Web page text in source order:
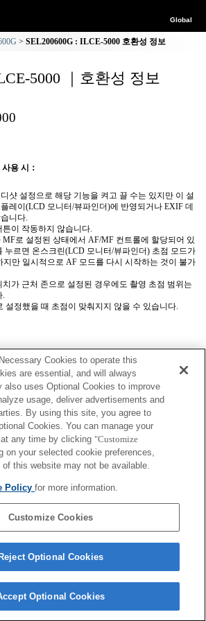
Global
SEL200600G : ILCE-5000 호환성 정보
5000 ｜호환성 정보
용 시：
샷 설정으로 해당 기능을 켜고 끌 수는 있지만 이 설
레이(LCD 모니터/뷰파인더)에 반영되거나 EXIF 데
니다.
이 작동하지 않습니다.
MF로 설정된 상태에서 AF/MF 컨트롤에 할당되어 있
누르면 온스크린(LCD 모니터/뷰파인더) 초점 모드가
지만 일시적으로 AF 모드를 다시 시작하는 것이 불가
치가 근처 존으로 설정된 경우에도 촬영 초점 범위는
.
설정했을 때 초점이 맞춰지지 않을 수 있습니다.
했을 때 초점이 맞춰지지 않을 수 있습니다.
렌즈 이름의 초점 거리 및 최대 조리개가 나열됩니
Cookies to operate this
are essential, and will always
also uses Optional Cookies to improve
usage, deliver advertisements and
By using this site, you agree to
Cookies. You can manage your
any time by clicking "Customize
on your selected cookie preferences,
this website may not be available.
Policyfor more information.
Customize Cookies
Reject Optional Cookies
Optional Cookies